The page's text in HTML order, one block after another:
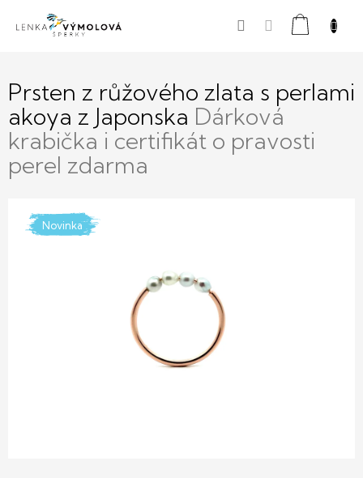
Nákupní
Prsten z růžového zlata s perlami
akoya z Japonska Dárková
krabička i certifikát o pravosti
perel zdarma
Novinka